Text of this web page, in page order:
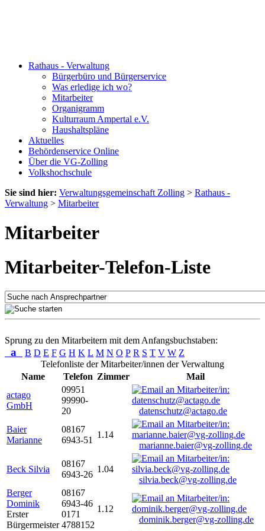
Rathaus - Verwaltung
Bürgerbüro und Bürgerservice
Was erledige ich wo?
Mitarbeiter
Organigramm
Kulturraum Ampertal e.V.
Haushaltspläne
Aktuelles
Behördenservice Online
Über die VG-Zolling
Volkshochschule
Sie sind hier: Verwaltungsgemeinschaft Zolling > Rathaus -
Verwaltung > Mitarbeiter
Mitarbeiter
Mitarbeiter-Telefon-Liste
Sprung zu den Mitarbeitern mit dem Anfangsbuchstaben:
a B D E F G H K L M N O P R S T V W Z
Telefonliste der Mitarbeiter/innen der Verwaltung
Name
Telefon Zimmer
Mail
actago
GmbH
09951
99990-
20
datenschutz@actago.de
Baier
Marianne
08167
6943-51
1.14
marianne.baier@vg-zolling.de
Beck Silvia
08167
6943-26
1.04
silvia.beck@vg-zolling.de
Berger
Dominik
Erster
Bürgermeister
08167
6943-46
0171
4788152
1.12
dominik.berger@vg-zolling.de